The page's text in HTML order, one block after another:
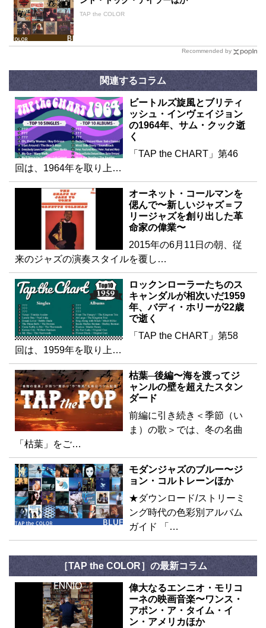
TAP the COLOR
Recommended by
関連するコラム
ビートルズ旋風とブリティ
ッシュ・インヴェイジョン
の1964年、サム・クック逝
く
「TAP the CHART」第46
回は、1964年を取り上…
オーネット・コールマンを
偲んで〜新しいジャズ＝フ
リージャズを創り出した革
命家の偉業〜
2015年の6月11日の朝、従
来のジャズの演奏スタイルを覆し…
ロックンローラーたちのス
キャンダルが相次いだ1959
年、バディ・ホリーが22歳
で逝く
「TAP the CHART」第58
回は、1959年を取り上…
枯葉─後編〜海を渡ってジ
ャンルの壁を超えたスタン
ダード
前編に引き続き＜季節（い
ま）の歌＞では、冬の名曲
「枯葉」をご…
モダンジャズのブルー〜ジ
ョン・コルトレーンほか
★ダウンロード/ストリーミ
ング時代の色彩別アルバム
ガイド 「…
［TAP the COLOR］の最新コラム
偉大なるエンニオ・モリコ
ーネの映画音楽〜ワンス・
アポン・ア・タイム・イ
ン・アメリカほか